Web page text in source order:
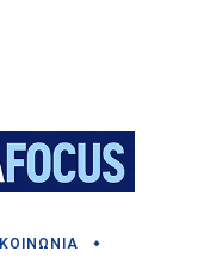
ΚΟΙΝΩΝΙΑ